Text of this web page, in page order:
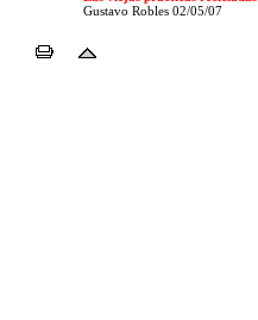
Gustavo Robles 02/05/07